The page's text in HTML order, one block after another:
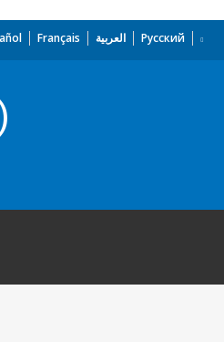
Français العربية Русский